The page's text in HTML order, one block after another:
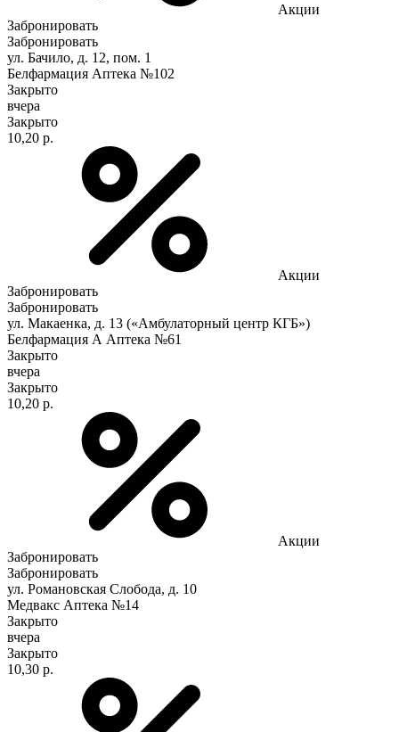
Акции
Забронировать
Забронировать
ул. Бачило, д. 12, пом. 1
Белфармация Аптека №102
Закрыто
вчера
Закрыто
10,20 р.
Акции
Забронировать
Забронировать
ул. Макаенка, д. 13 («Амбулаторный центр КГБ»)
Белфармация А Аптека №61
Закрыто
вчера
Закрыто
10,20 р.
Акции
Забронировать
Забронировать
ул. Романовская Слобода, д. 10
Медвакс Аптека №14
Закрыто
вчера
Закрыто
10,30 р.